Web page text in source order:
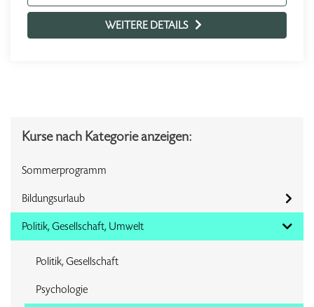
WEITERE DETAILS
Kurse nach Kategorie anzeigen:
Sommerprogramm
Bildungsurlaub
Politik, Gesellschaft, Umwelt
Politik, Gesellschaft
Psychologie